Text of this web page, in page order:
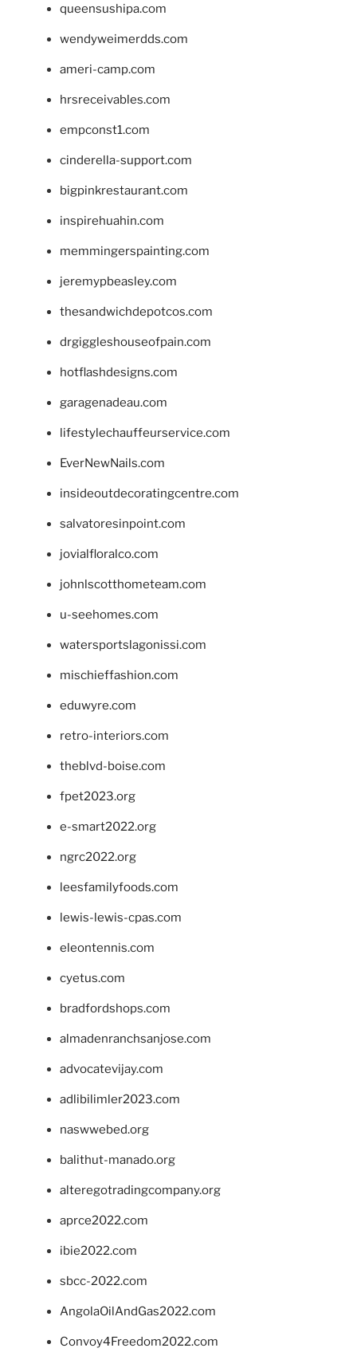
queensushipa.com
wendyweimerdds.com
ameri-camp.com
hrsreceivables.com
empconst1.com
cinderella-support.com
bigpinkrestaurant.com
inspirehuahin.com
memmingerspainting.com
jeremypbeasley.com
thesandwichdepotcos.com
drgiggleshouseofpain.com
hotflashdesigns.com
garagenadeau.com
lifestylechauffeurservice.com
EverNewNails.com
insideoutdecoratingcentre.com
salvatoresinpoint.com
jovialfloralco.com
johnlscotthometeam.com
u-seehomes.com
watersportslagonissi.com
mischieffashion.com
eduwyre.com
retro-interiors.com
theblvd-boise.com
fpet2023.org
e-smart2022.org
ngrc2022.org
leesfamilyfoods.com
lewis-lewis-cpas.com
eleontennis.com
cyetus.com
bradfordshops.com
almadenranchsanjose.com
advocatevijay.com
adlibilimler2023.com
naswwebed.org
balithut-manado.org
alteregotradingcompany.org
aprce2022.com
ibie2022.com
sbcc-2022.com
AngolaOilAndGas2022.com
Convoy4Freedom2022.com